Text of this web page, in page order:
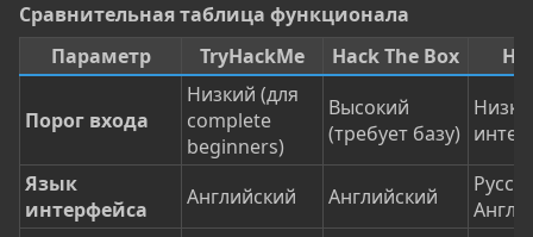
Сравнительная таблица функционала​
Параметр
TryHackMe Hack The Box
Порог входа
Низкий (для
complete
beginners)
Высокий
(требует базу)
Язык
интерфейса
Английский Английский